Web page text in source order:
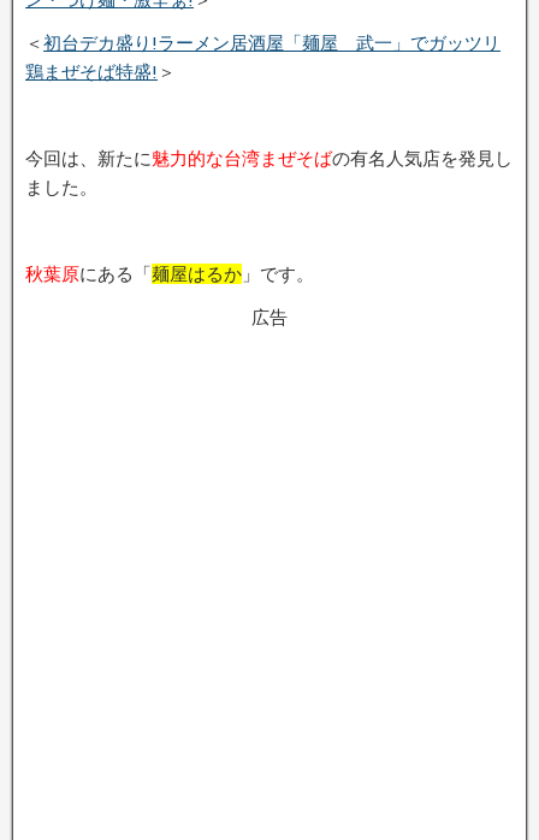
＜初台デカ盛り!ラーメン居酒屋「麺屋 武一」でガッツリ
鶏まぜそば特盛! ＞
今回は、新たに魅力的な台湾まぜそばの有名人気店を発見し
ました。
秋葉原にある「麺屋はるか 」です。
広告